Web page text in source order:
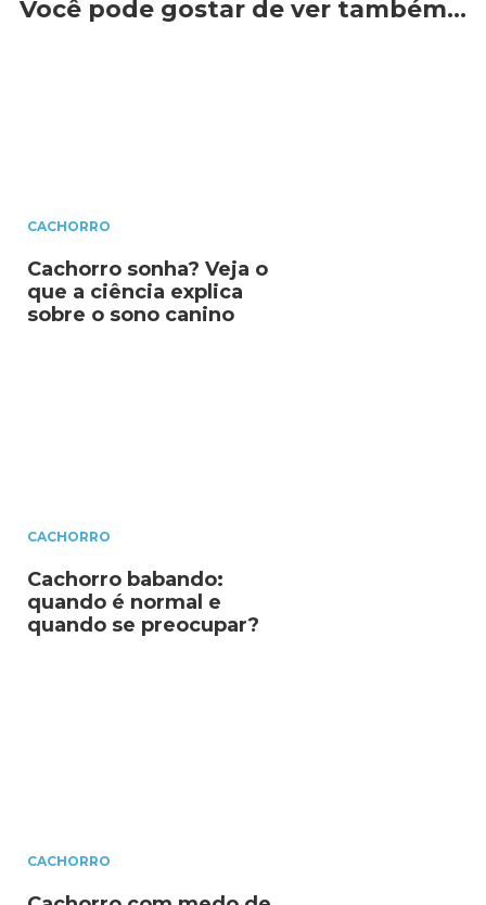
Você pode gostar de ver também…
CACHORRO
Cachorro sonha? Veja o
que a ciência explica
sobre o sono canino
CACHORRO
Cachorro babando:
quando é normal e
quando se preocupar?
CACHORRO